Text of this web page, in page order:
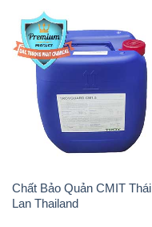
Chất Bảo Quản CMIT Thái
Lan Thailand